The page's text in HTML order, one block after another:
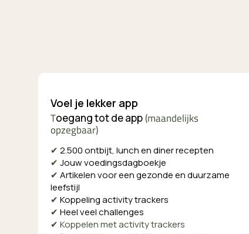
Voel je lekker app
Toegang tot de app (maandelijks
opzegbaar)
✔ 2.500 ontbijt, lunch en diner recepten
✔ Jouw voedingsdagboekje
✔ Artikelen voor een gezonde en duurzame
leefstijl
✔ Koppeling activity trackers
✔ Heel veel challenges
✔ Koppelen met activity trackers